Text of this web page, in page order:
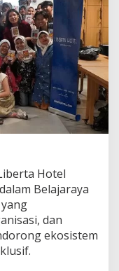
Hotel
Belajaraya
dan
ekosistem